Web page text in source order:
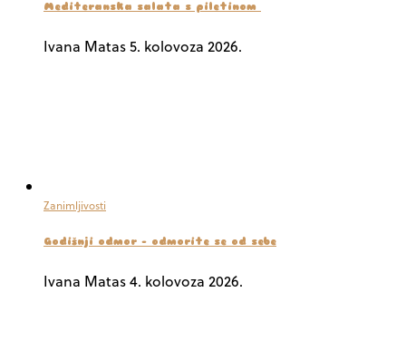
Mediteranska salata s piletinom
Ivana Matas5. kolovoza 2026.
Zanimljivosti
Godišnji odmor – odmorite se od sebe
Ivana Matas4. kolovoza 2026.